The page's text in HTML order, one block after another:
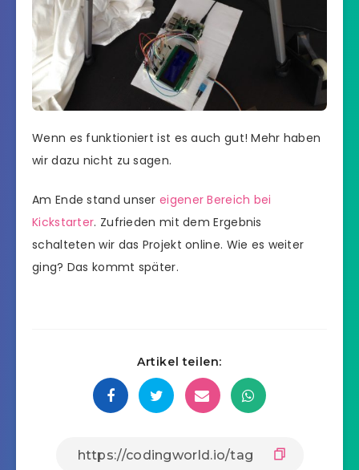
Wenn es funktioniert ist es auch gut! Mehr haben
wir dazu nicht zu sagen.
Am Ende stand unsereigener Bereich bei
Kickstarter. Zufrieden mit dem Ergebnis
schalteten wir das Projekt online. Wie es weiter
ging? Das kommt später.
Artikel teilen: